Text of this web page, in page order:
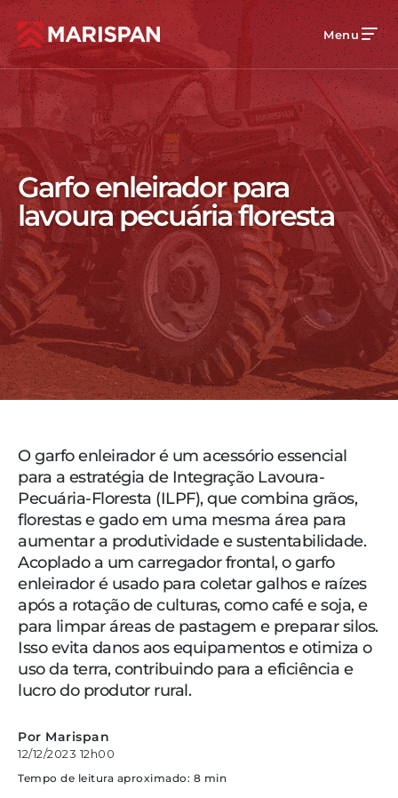
Menu
Garfo enleirador para
lavoura pecuária floresta
O garfo enleirador é um acessório essencial
para a estratégia de Integração Lavoura-
Pecuária-Floresta (ILPF), que combina grãos,
florestas e gado em uma mesma área para
aumentar a produtividade e sustentabilidade.
Acoplado a um carregador frontal, o garfo
enleirador é usado para coletar galhos e raízes
após a rotação de culturas, como café e soja, e
para limpar áreas de pastagem e preparar silos.
Isso evita danos aos equipamentos e otimiza o
uso da terra, contribuindo para a eficiência e
lucro do produtor rural.
Por Marispan
12/12/2023 12h00
Tempo de leitura aproximado: 8 min